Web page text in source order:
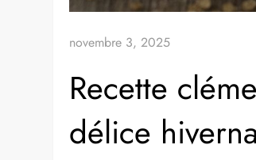
novembre 3, 2025
Recette
délice